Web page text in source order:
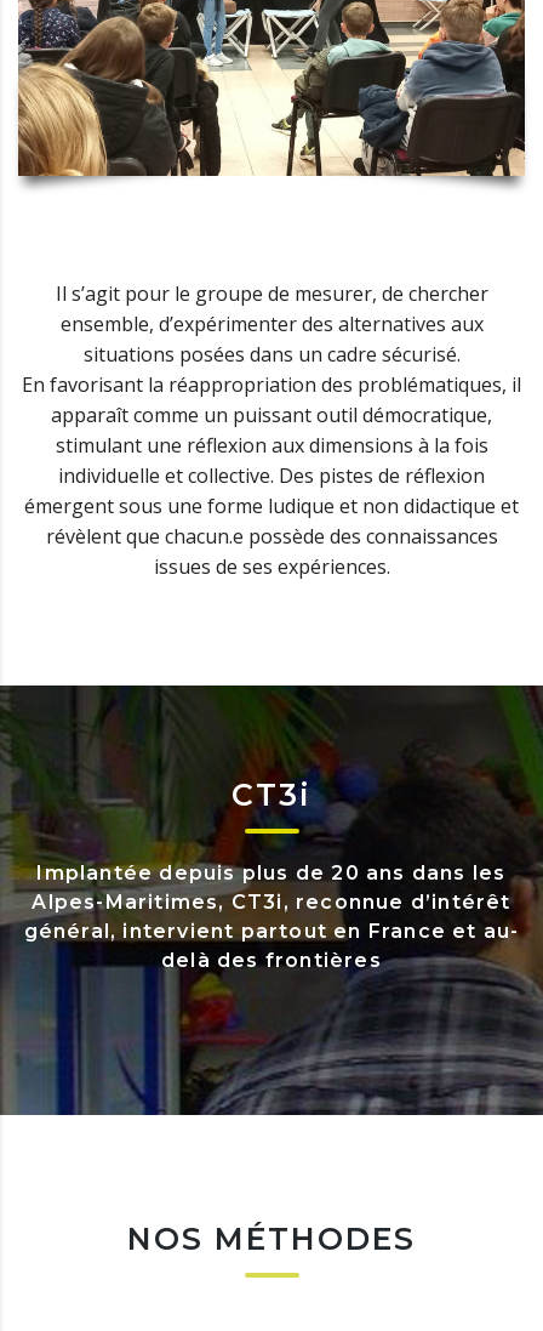
Il s’agit pour le groupe de mesurer, de chercher
ensemble, d’expérimenter des alternatives aux
situations posées dans un cadre sécurisé.
En favorisant la réappropriation des problématiques, il
apparaît comme un puissant outil démocratique,
stimulant une réflexion aux dimensions à la fois
individuelle et collective. Des pistes de réflexion
émergent sous une forme ludique et non didactique et
révèlent que chacun.e possède des connaissances
issues de ses expériences.
CT3i
Implantée depuis plus de 20 ans dans les
Alpes-Maritimes, CT3i, reconnue d’intérêt
général, intervient partout en France et au-
delà des frontières
NOS MÉTHODES